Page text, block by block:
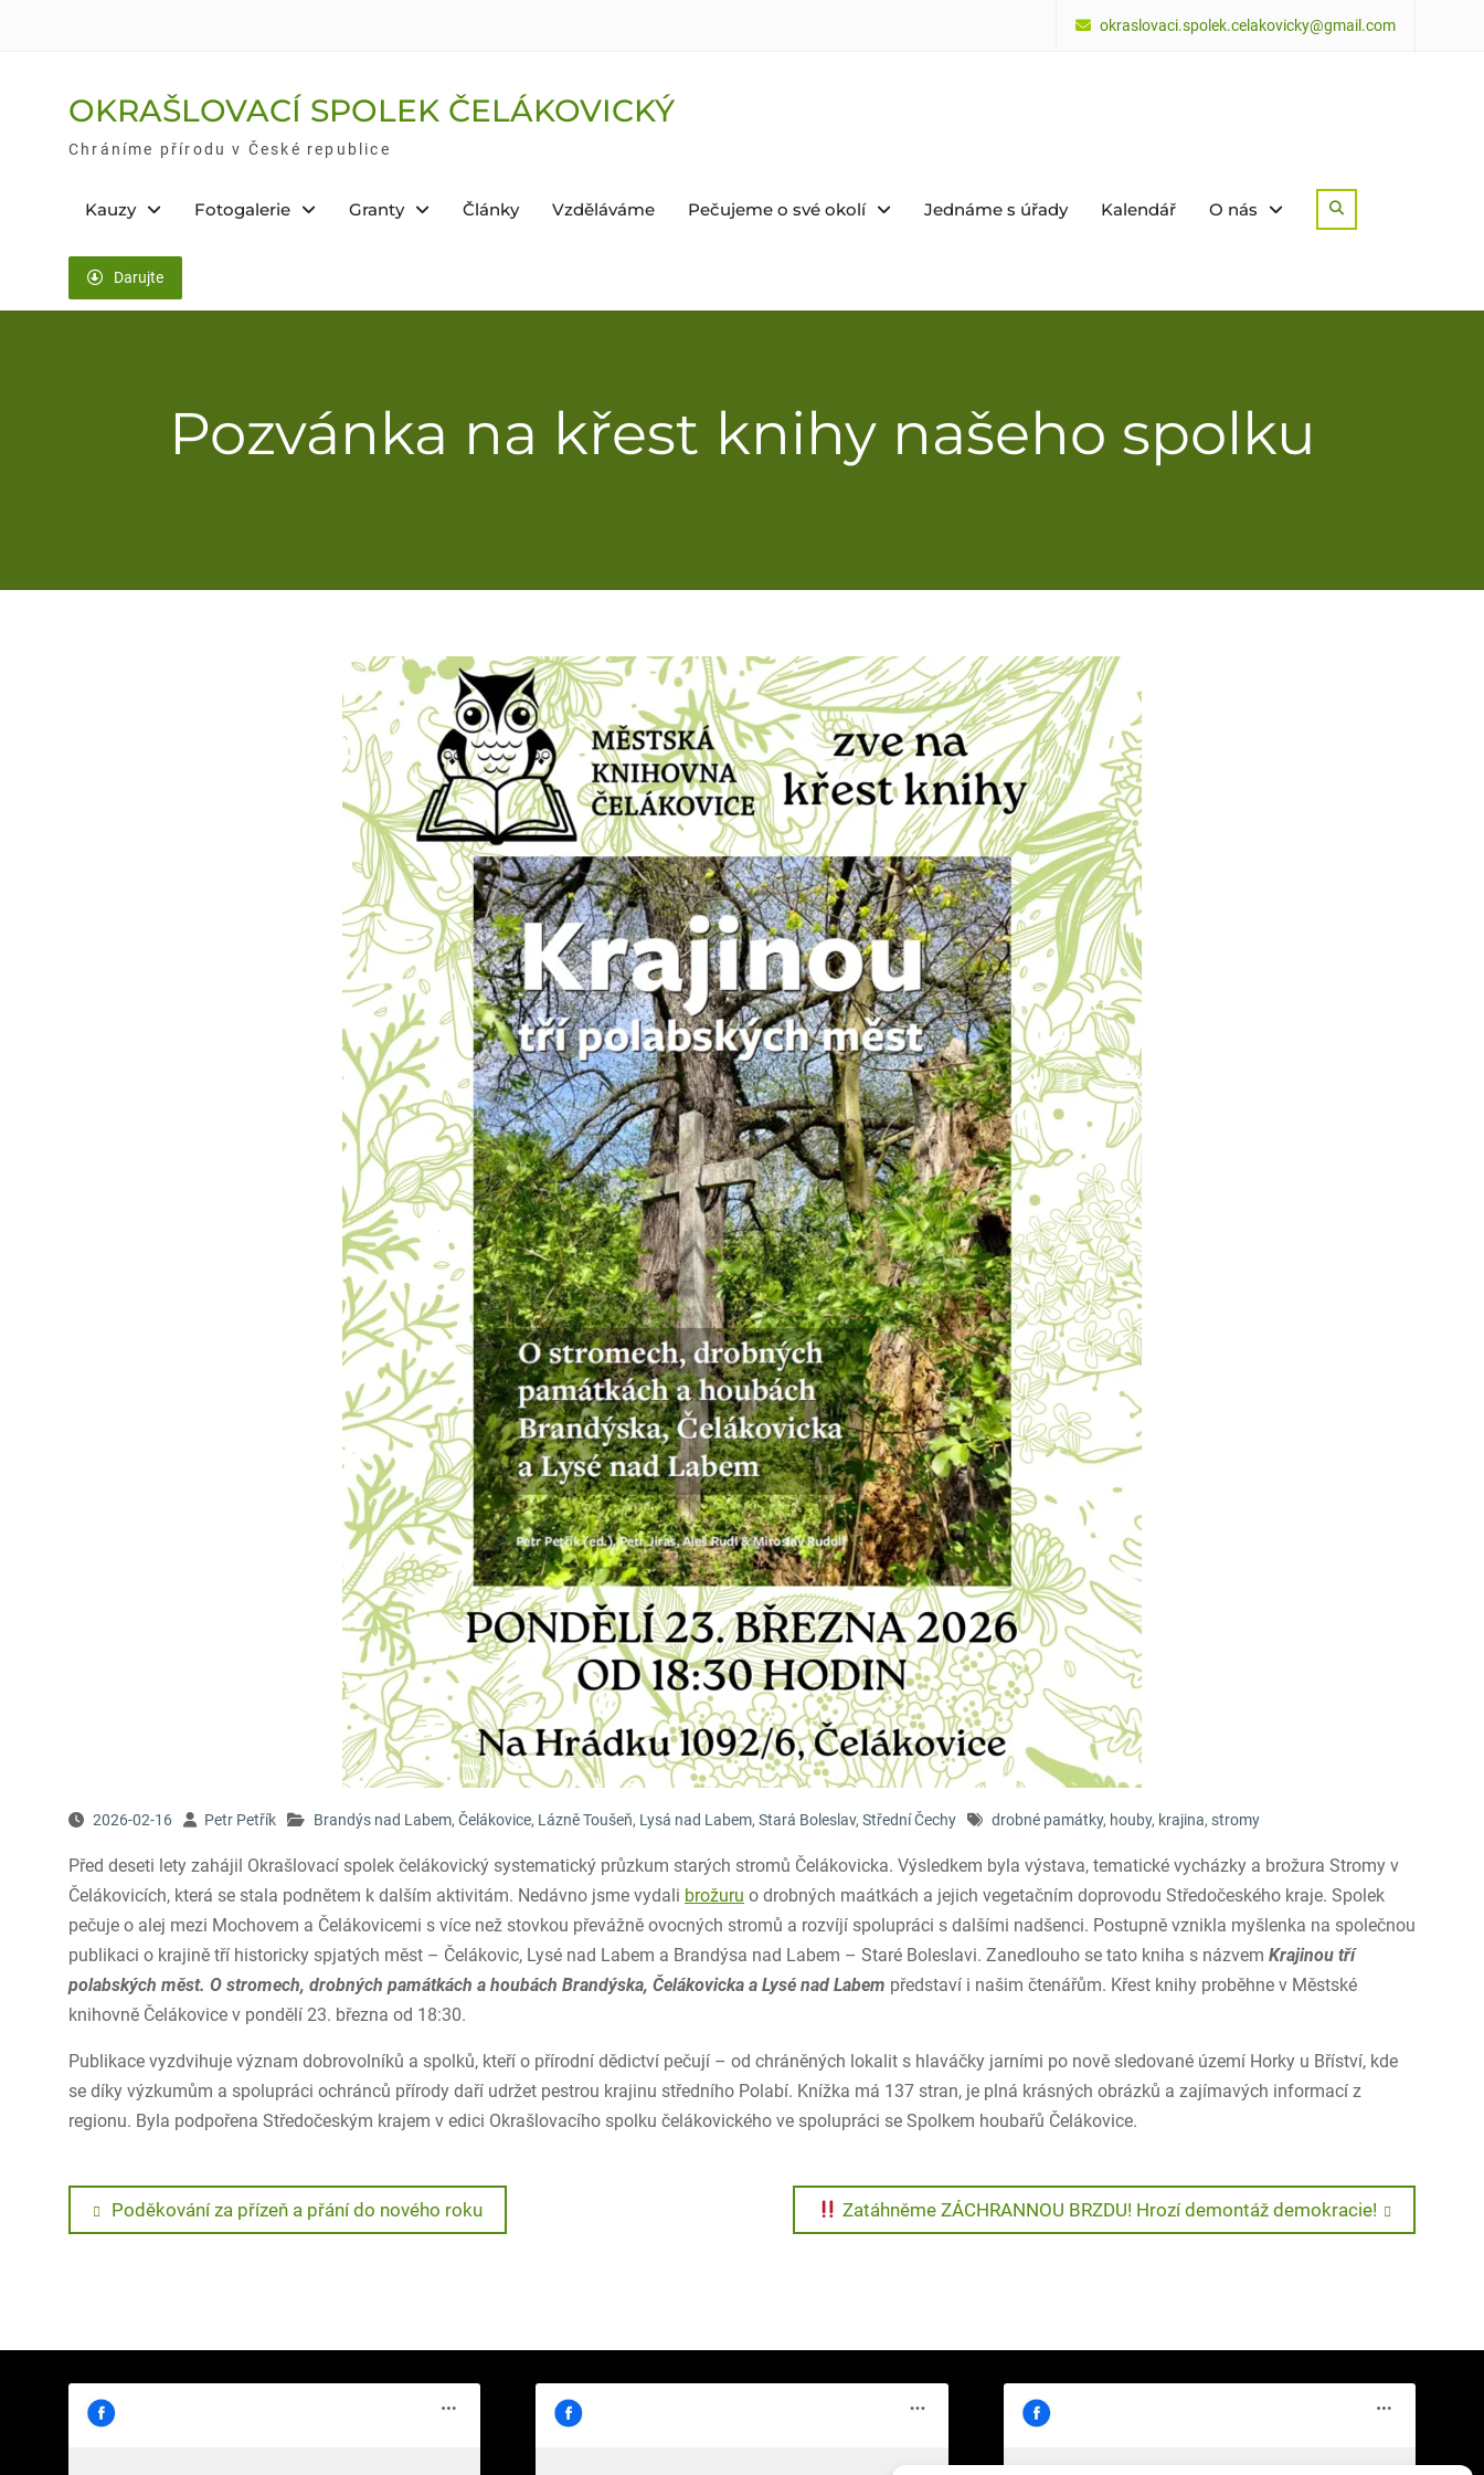
okraslovaci.spolek.celakovicky@gmail.com
OKRAŠLOVACÍ SPOLEK ČELÁKOVICKÝ
Chráníme přírodu v České republice
Kauzy Fotogalerie Granty Články Vzděláváme Pečujeme o své okolí Jednáme s úřady Kalendář O nás
Darujte
Pozvánka na křest knihy našeho spolku
2026-02-16 Petr Petřík Brandýs nad Labem, Čelákovice, Lázně Toušeň, Lysá nad Labem, Stará Boleslav, Střední Čechy drobné památky, houby, krajina, stromy
Před deseti lety zahájil Okrašlovací spolek čelákovický systematický průzkum starých stromů Čelákovicka. Výsledkem byla výstava, tematické vycházky a brožura Stromy v
Čelákovicích, která se stala podnětem k dalším aktivitám. Nedávno jsme vydali brožuru o drobných maátkách a jejich vegetačním doprovodu Středočeského kraje. Spolek
pečuje o alej mezi Mochovem a Čelákovicemi s více než stovkou převážně ovocných stromů a rozvíjí spolupráci s dalšími nadšenci. Postupně vznikla myšlenka na společnou
publikaci o krajině tří historicky spjatých měst – Čelákovic, Lysé nad Labem a Brandýsa nad Labem – Staré Boleslavi. Zanedlouho se tato kniha s názvem Krajinou tří
polabských měst. O stromech, drobných památkách a houbách Brandýska, Čelákovicka a Lysé nad Labem představí i našim čtenářům. Křest knihy proběhne v Městské
knihovně Čelákovice v pondělí 23. března od 18:30.
Publikace vyzdvihuje význam dobrovolníků a spolků, kteří o přírodní dědictví pečují – od chráněných lokalit s hlaváčky jarními po nově sledované území Horky u Bříství, kde
se díky výzkumům a spolupráci ochránců přírody daří udržet pestrou krajinu středního Polabí. Knížka má 137 stran, je plná krásných obrázků a zajímavých informací z
regionu. Byla podpořena Středočeským krajem v edici Okrašlovacího spolku čelákovického ve spolupráci se Spolkem houbařů Čelákovice.
Navigace
Previous
post:
Poděkování za přízeň a přání do nového roku
Next
post:
Zatáhněme ZÁCHRANNOU BRZDU! Hrozí demontáž demokracie!